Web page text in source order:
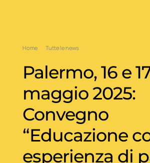
Home Tutte le news
Palermo, 16 e
maggio 2025:
Convegno
“Educazione
esperienza di